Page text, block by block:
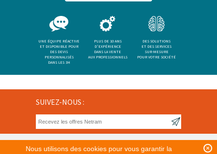
Nous utilisons des cookies pour vous garantir la
UNE ÉQUIPE RÉACTIVE
ET DISPONIBLE POUR
DES DEVIS
PERSONNALISÉS
DANS LES 3H
PLUS DE 10 ANS
D'EXPÉRIENCE
DANS LA VENTE
AUX PROFESSIONNELS
DES SOLUTIONS
ET DES SERVICES
SUR-MESURE
POUR VOTRE SOCIÉTÉ
SUIVEZ-NOUS :